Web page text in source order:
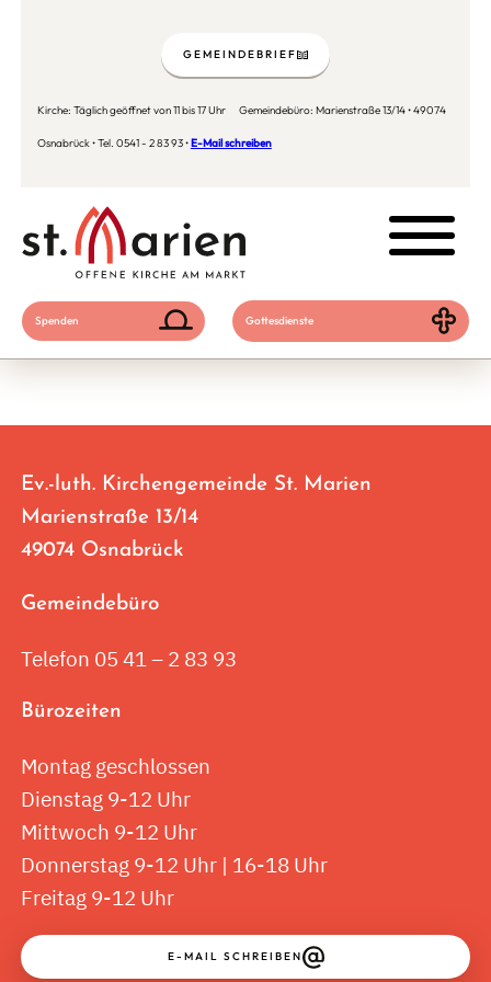
Kirche: Täglich geöffnet von 11 bis 17 Uhr Gemeindebüro: Marienstraße 13/14 • 49074
Osnabrück • Tel. 0541 - 2 83 93 •E-Mail schreiben
GEMEINDEBRIEF
Spenden Gottesdienste
Ev.-luth. Kirchengemeinde St. Marien
Marienstraße 13/14
49074 Osnabrück
Gemeindebüro
Telefon 05 41 – 2 83 93
Bürozeiten
Montag geschlossen
Dienstag 9-12 Uhr
Mittwoch 9-12 Uhr
Donnerstag 9-12 Uhr | 16-18 Uhr
Freitag 9-12 Uhr
E-MAIL SCHREIBEN